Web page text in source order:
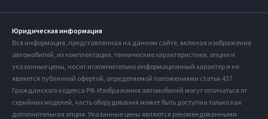
Юридическая информация
Вся информация, представленная на данном сайте, включая изображения
автомобилей, их комплектации, технические характеристики, опции и
указанные цены, носит исключительно информационный характер и не
является публичной офертой, определяемой положениями статьи 437
Гражданского кодекса РФ. Изображения автомобилей могут отличаться от
серийных моделей, часть оборудования может быть доступна только как
дополнительная опция. Указанные цены являются рекомендованными